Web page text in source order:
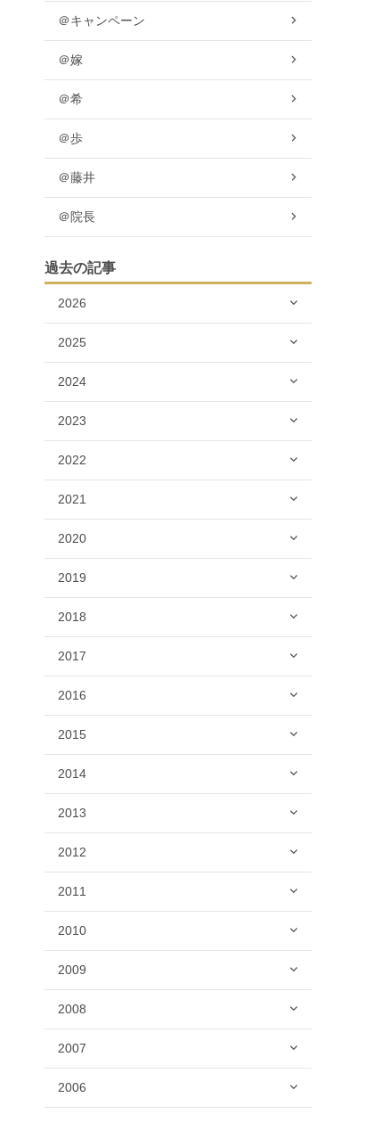
＠キャンペーン
＠嫁
＠希
＠歩
＠藤井
＠院長
過去の記事
2026
2025
2024
2023
2022
2021
2020
2019
2018
2017
2016
2015
2014
2013
2012
2011
2010
2009
2008
2007
2006